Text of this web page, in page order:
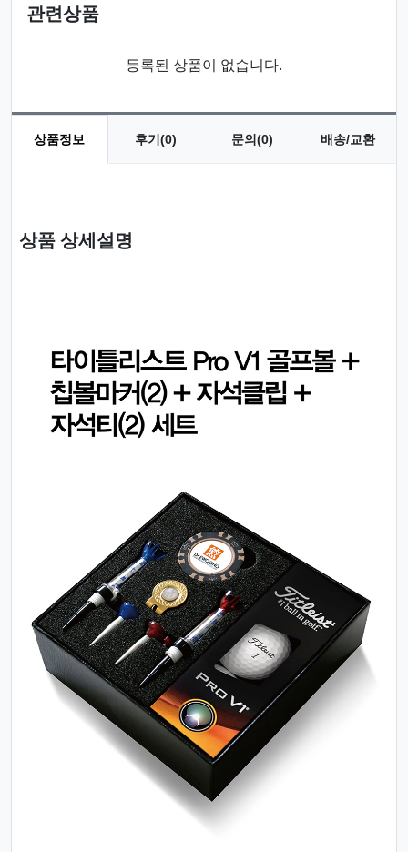
관련상품
등록된 상품이 없습니다.
상품정보 후기(0) 문의(0) 배송/교환
상품 상세설명